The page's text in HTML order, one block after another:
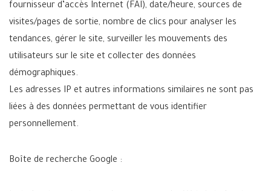
fournisseur d’accès Internet (FAI), date/heure, sources de
visites/pages de sortie, nombre de clics pour analyser les
tendances, gérer le site, surveiller les mouvements des
utilisateurs sur le site et collecter des données
démographiques.
Les adresses IP et autres informations similaires ne sont pas
liées à des données permettant de vous identifier
personnellement.
Boîte de recherche Google :